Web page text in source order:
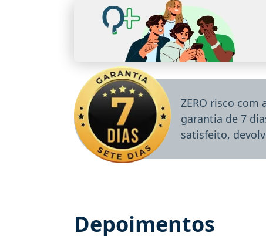
ZERO risco
garantia de 7
satisfeito,
Depoimentos